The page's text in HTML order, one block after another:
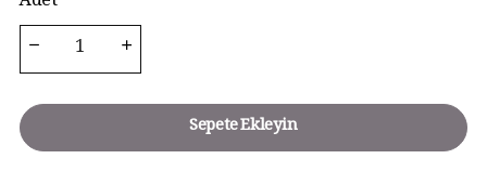
Sepete Ekleyin